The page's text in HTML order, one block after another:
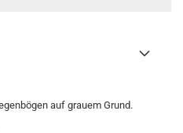
auf grauem Grund.